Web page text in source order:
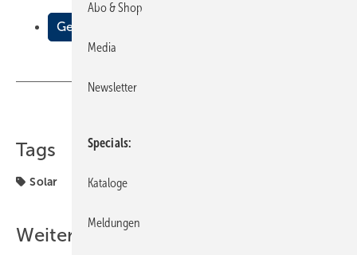
Gemeinsam die Trendwende schaffen
Tags
Solar
Weitere Inhalte
Abo & Shop
Media
Newsletter
Specials
Kataloge
Meldungen